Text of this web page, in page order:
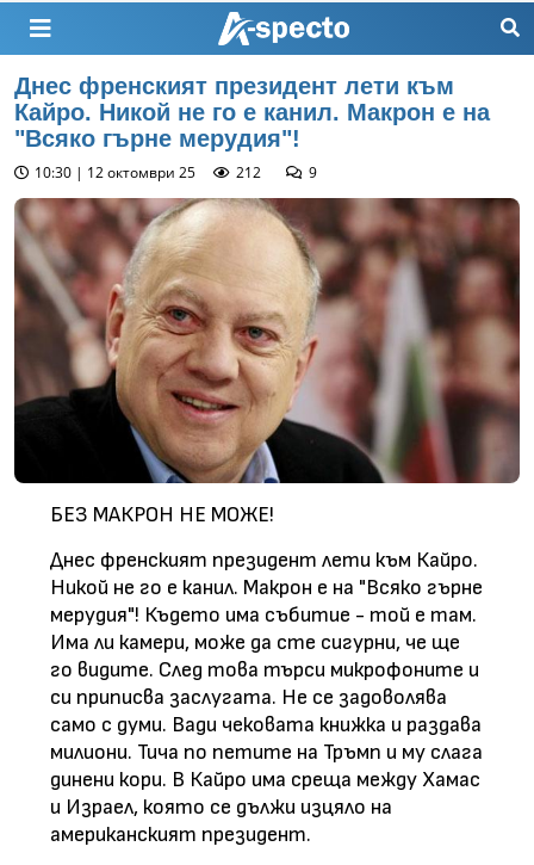
Днес френският президент лети към
Кайро. Никой не го е канил. Макрон е на
"Всяко гърне мерудия"!
10:30 | 12 октомври 25 212 9
БЕЗ МАКРОН НЕ МОЖЕ!
Днес френският президент лети към Кайро.
Никой не го е канил. Макрон е на "Всяко гърне
мерудия"! Където има събитие - той е там.
Има ли камери, може да сте сигурни, че ще
го видите. След това търси микрофоните и
си приписва заслугата. Не се задоволява
само с думи. Вади чековата книжка и раздава
милиони. Тича по петите на Тръмп и му слага
динени кори. В Кайро има среща между Хамас
и Израел, която се дължи изцяло на
американският президент.